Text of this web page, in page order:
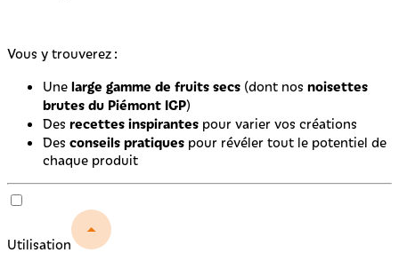
Vous y trouverez :
Une large gamme de fruits secs (dont nos noisettes
brutes du Piémont IGP)
Des recettes inspirantes pour varier vos créations
Des conseils pratiques pour révéler tout le potentiel de
chaque produit
Utilisation